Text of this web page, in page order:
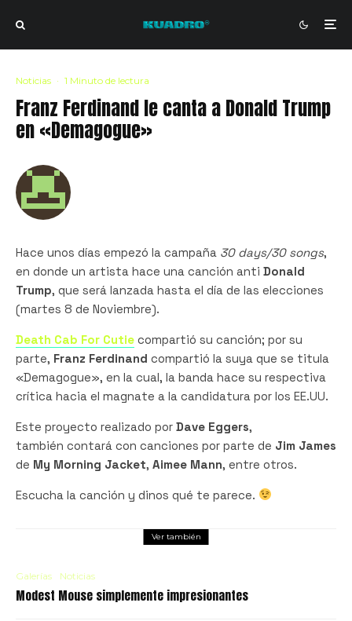
Noticias · 1 Minuto de lectura
Franz Ferdinand le canta a Donald Trump
en «Demagogue»
Hace unos días empezó la campaña 30 days/30 songs,
en donde un artista hace una canción anti Donald
Trump, que será lanzada hasta el día de las elecciones
(martes 8 de Noviembre).
Death Cab For Cutie compartió su canción; por su
parte, Franz Ferdinand compartió la suya que se titula
«Demagogue», en la cual, la banda hace su respectiva
crítica hacia el magnate a la candidatura por los EE.UU.
Este proyecto realizado por Dave Eggers,
también contará con canciones por parte de Jim James
de My Morning Jacket, Aimee Mann, entre otros.
Escucha la canción y dinos qué te parece.
Ver también
Galerías Noticias
Modest Mouse simplemente impresionantes